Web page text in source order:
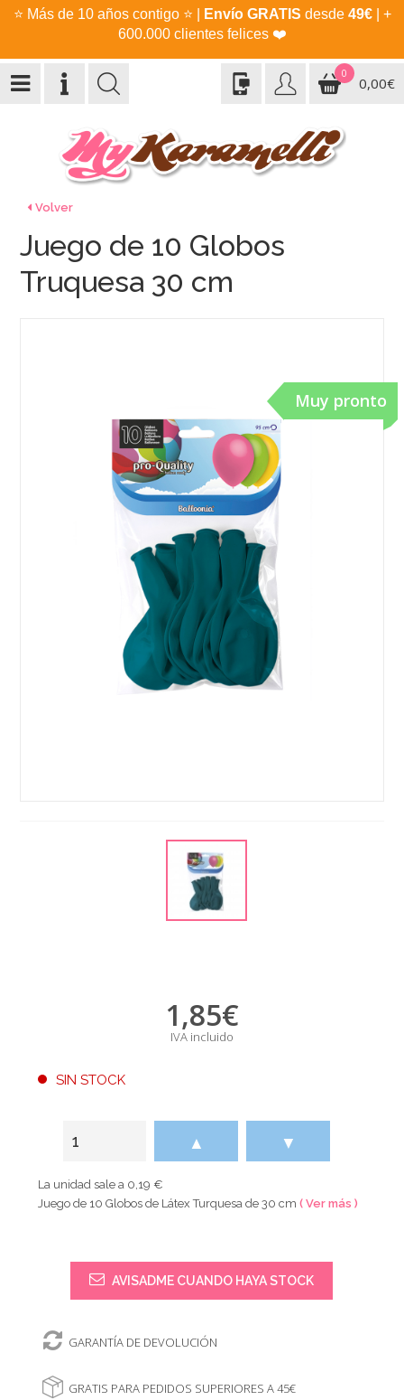
⭐ Más de 10 años contigo ⭐ Envío GRATIS desde 49€| +
600.000 clientes felices ❤️
0
0,00€
Volver
Muy pronto
Juego de 10 Globos
Truquesa 30 cm
1,85€
IVA incluido
SIN STOCK
▲ ▼
La unidad sale a 0,19 €
Juego de 10 Globos de Látex Turquesa de 30 cm( Ver más )
AVISADME CUANDO HAYA STOCK
GARANTÍA DE DEVOLUCIÓN
GRATIS PARA PEDIDOS SUPERIORES A 45€